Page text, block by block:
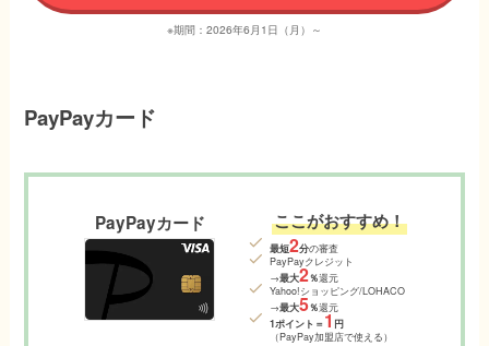
※期間：2026年6月1日（月）～
PayPayカード
PayPayカード ここがおすすめ！
最短2分の審査
PayPayクレジット
→最大2％還元
Yahoo!ショッピング/LOHACO
→最大5％還元
1ポイント＝1円
（PayPay加盟店で使える）